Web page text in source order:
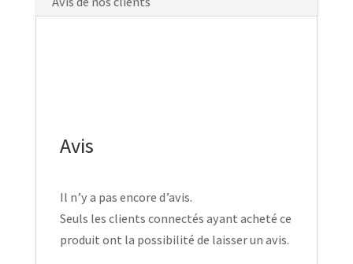
Avis
Il n’y a pas encore d’avis.
Seuls les clients connectés ayant acheté ce
produit ont la possibilité de laisser un avis.